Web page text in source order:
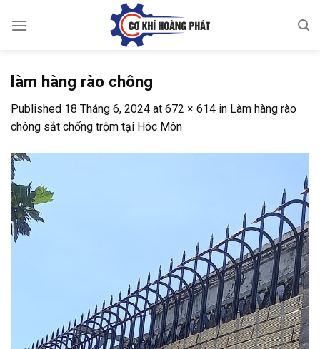
làm hàng rào chông
Published 18 Tháng 6, 2024 at 672 × 614 in Làm hàng rào
chông sắt chống trộm tại Hóc Môn